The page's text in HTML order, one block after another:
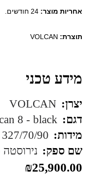
אחריות מוצר: 24 חודשים.
תוצרת:
מידע טכני
יצרן: VOLCAN
דגם: 8 - black
מידות: 327/70/90 ס"מ
שם ספק:
₪25,900.00